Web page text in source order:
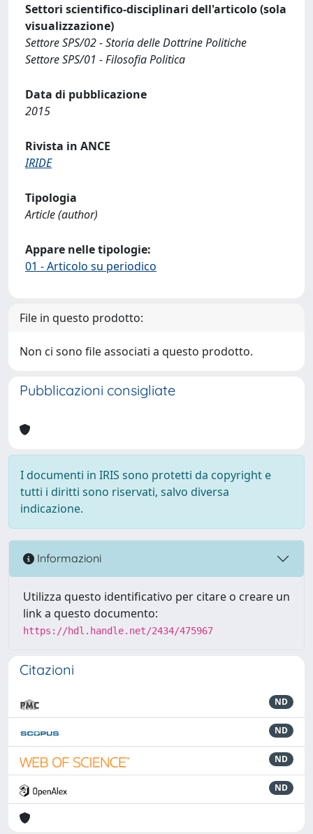
Settori scientifico-disciplinari dell'articolo (sola
visualizzazione)
Settore SPS/02 - Storia delle Dottrine Politiche
Settore SPS/01 - Filosofia Politica
Data di pubblicazione
2015
Rivista in ANCE
IRIDE
Tipologia
Article (author)
Appare nelle tipologie:
01 - Articolo su periodico
File in questo prodotto:
Non ci sono file associati a questo prodotto.
Pubblicazioni consigliate
I documenti in IRIS sono protetti da copyright e
tutti i diritti sono riservati, salvo diversa
indicazione.
Informazioni
Utilizza questo identificativo per citare o creare un
link a questo documento:
https://hdl.handle.net/2434/475967
Citazioni
ND
ND
ND
ND